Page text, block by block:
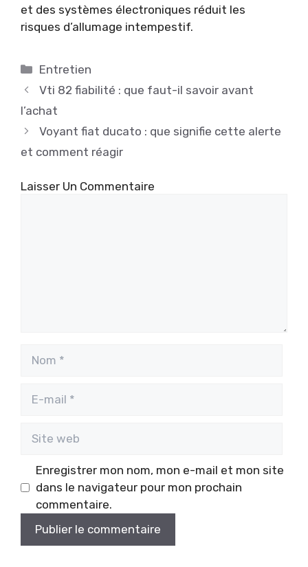
et des systèmes électroniques réduit les
risques d’allumage intempestif.
Catégories
Entretien
Vti 82 fiabilité : que faut-il savoir avant
l’achat
Voyant fiat ducato : que signifie cette alerte
et comment réagir
Laisser Un Commentaire
Enregistrer mon nom, mon e-mail et mon site
dans le navigateur pour mon prochain
commentaire.